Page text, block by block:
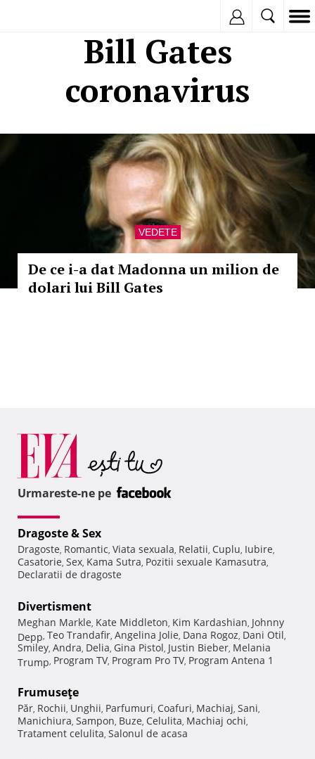
Bill Gates
coronavirus
VEDETE
De ce i-a dat Madonna un milion de
dolari lui Bill Gates
Urmareste-ne pe
Dragoste & Sex
Dragoste, Romantic, Viata sexuala, Relatii, Cuplu, Iubire,
Casatorie, Sex, Kama Sutra, Pozitii sexuale Kamasutra,
Declaratii de dragoste
Divertisment
Meghan Markle, Kate Middleton, Kim Kardashian, Johnny
Depp, Teo Trandafir, Angelina Jolie, Dana Rogoz, Dani Otil,
Smiley, Andra, Delia, Gina Pistol, Justin Bieber, Melania
Trump, Program TV, Program Pro TV, Program Antena 1
Frumuseţe
Păr, Rochii, Unghii, Parfumuri, Coafuri, Machiaj, Sani,
Manichiura, Sampon, Buze, Celulita, Machiaj ochi,
Tratament celulita, Salonul de acasa